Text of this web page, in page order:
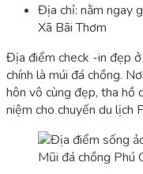
Địa chỉ: nằm ngay
Xã Bãi Thơm
Địa điểm check -in đẹp
chính là múi đá chồng.
hôn vô cùng đẹp, tha hồ
niệm cho chuyến du lịch
Mũi đá chồng Phú